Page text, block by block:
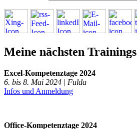
Meine nächsten Trainings
Excel-Kompetenztage 2024
6. bis 8. Mai 2024 | Fulda
Infos und Anmeldung
Office-Kompetenztage 2024